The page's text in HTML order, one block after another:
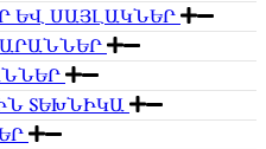
ԵՎ ՍԱՅԼԱԿՆԵՐ
ՏԵԽՆԻԿԱ